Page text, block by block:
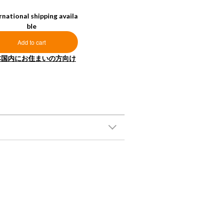
shipping availa
ble
Add to cart
国内にお住まいの方向け